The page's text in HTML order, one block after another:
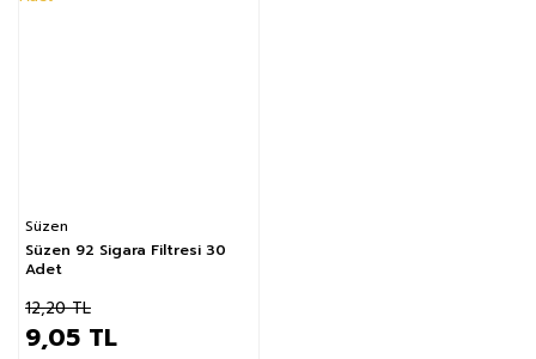
Süzen
Süzen 92 Sigara Filtresi 30
Adet
9,05 TL
12,20 TL